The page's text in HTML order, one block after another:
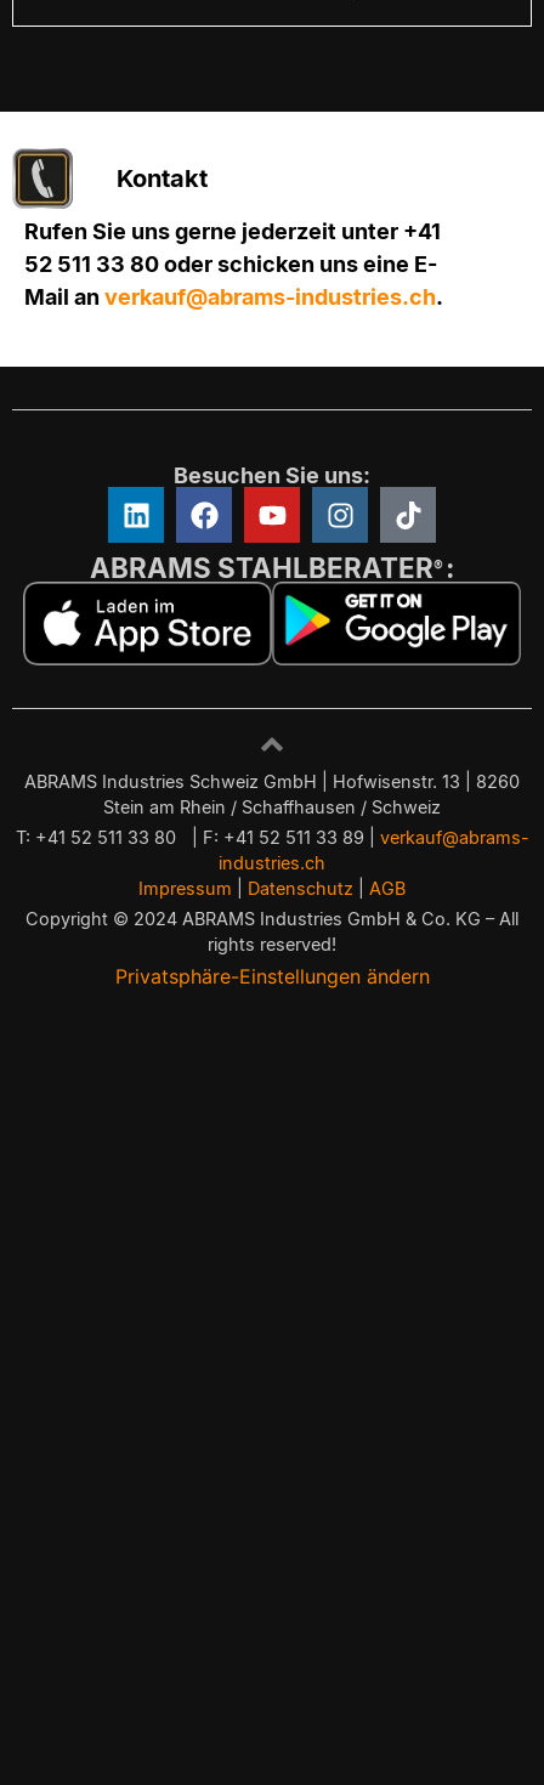
Kontakt
Rufen Sie uns gerne jederzeit unter +41
52 511 33 80 oder schicken uns eine E-
Mail an verkauf@abrams-industries.ch.
Besuchen Sie uns:
ABRAMS STAHLBERATER® :
ABRAMS Industries Schweiz GmbH | Hofwisenstr. 13 | 8260
Stein am Rhein / Schaffhausen / Schweiz
T: +41 52 511 33 80 | F: +41 52 511 33 89 | verkauf@abrams-
industries.ch
Impressum
Datenschutz
AGB
Copyright © 2024 ABRAMS Industries GmbH & Co. KG – All
rights reserved!
Privatsphäre-Einstellungen ändern